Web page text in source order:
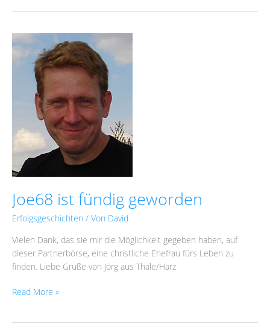
Joe68 ist fündig geworden
Erfolgsgeschichten / Von David
Vielen Dank, das sie mir die Möglichkeit gegeben haben, auf
dieser Partnerbörse, eine christliche Ehefrau fürs Leben zu
finden. Liebe Grüße von Jörg aus Thale/Harz
Joe68
fündig
geworden
Read More »